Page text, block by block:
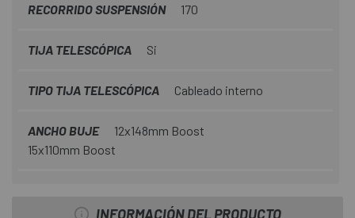
RECORRIDO SUSPENSIÓN 170
TIJA TELESCÓPICA Si
TIPO TIJA TELESCÓPICA Cableado interno
ANCHO BUJE
12x148mm Boost
15x110mm Boost
INFORMACIÓN DEL PRODUCTO